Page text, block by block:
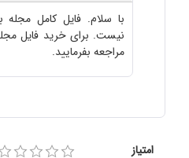
با سلام. فایل کامل
نیست. برای خرید فایل
مراجعه بفرمایید.
امتیاز